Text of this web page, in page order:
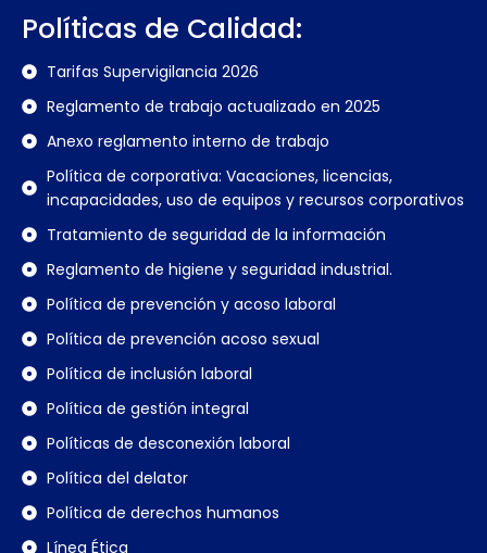
Políticas de Calidad:
Tarifas Supervigilancia 2026
Reglamento de trabajo actualizado en 2025
Anexo reglamento interno de trabajo
Política de corporativa: Vacaciones, licencias,
incapacidades, uso de equipos y recursos corporativos
Tratamiento de seguridad de la información
Reglamento de higiene y seguridad industrial.
Política de prevención y acoso laboral
Política de prevención acoso sexual
Política de inclusión laboral
Política de gestión integral
Políticas de desconexión laboral
Política del delator
Política de derechos humanos
Línea Ética